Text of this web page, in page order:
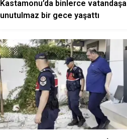
Kastamonu’da binlerce vatandaşa
unutulmaz bir gece yaşattı